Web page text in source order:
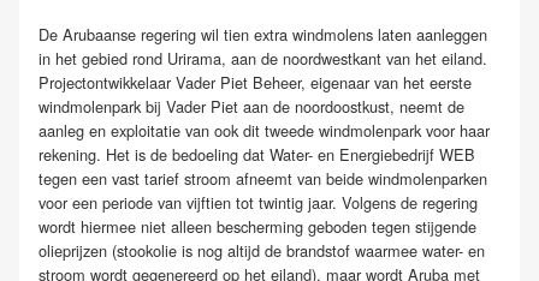
De Arubaanse regering wil tien extra windmolens laten aanleggen
in het gebied rond Urirama, aan de noordwestkant van het eiland.
Projectontwikkelaar Vader Piet Beheer, eigenaar van het eerste
windmolenpark bij Vader Piet aan de noordoostkust, neemt de
aanleg en exploitatie van ook dit tweede windmolenpark voor haar
rekening. Het is de bedoeling dat Water- en Energiebedrijf WEB
tegen een vast tarief stroom afneemt van beide windmolenparken
voor een periode van vijftien tot twintig jaar. Volgens de regering
wordt hiermee niet alleen bescherming geboden tegen stijgende
olieprijzen (stookolie is nog altijd de brandstof waarmee water- en
stroom wordt gegenereerd op het eiland), maar wordt Aruba met